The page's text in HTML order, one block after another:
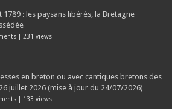
1789 : les paysans libérés, la Bretagne
| 231 views
en breton ou avec cantiques bretons des
juillet 2026 (mise à jour du 24/07/2026)
| 133 views